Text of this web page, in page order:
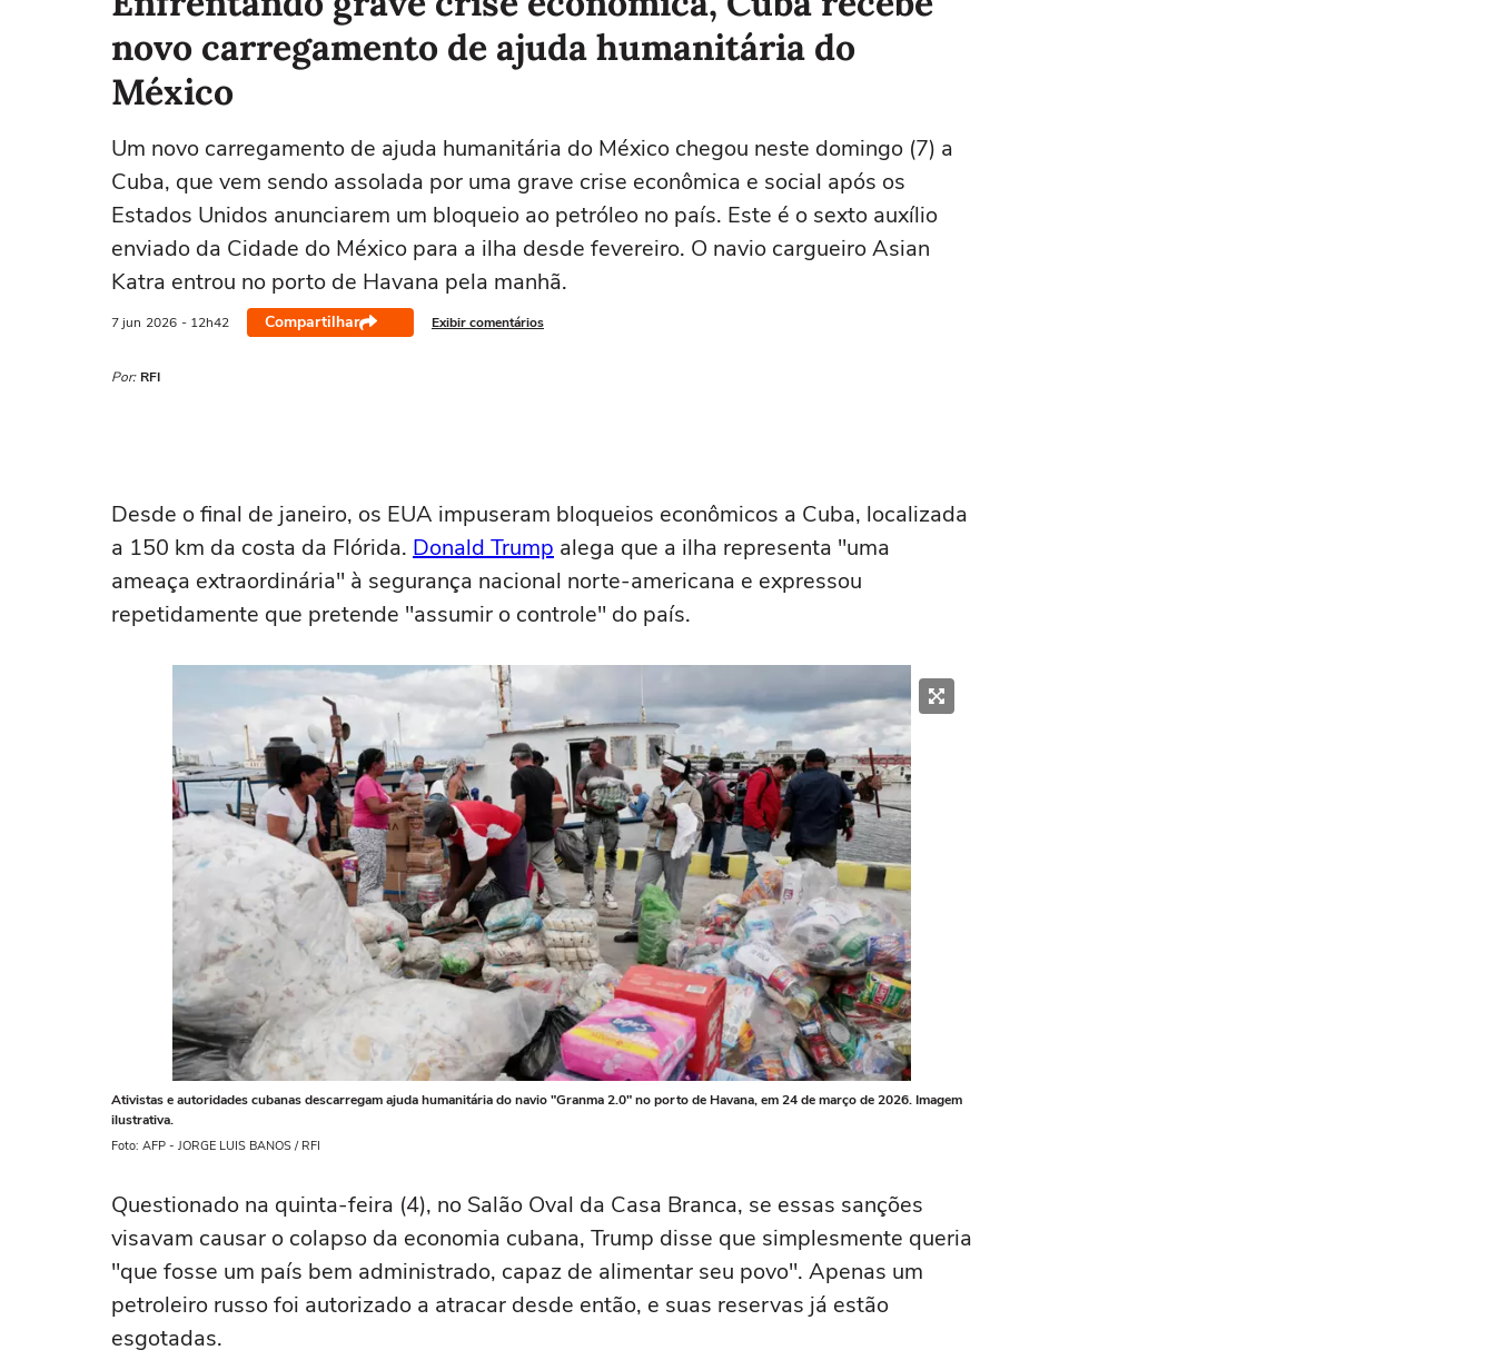
novo carregamento de ajuda humanitária do
México
Um novo carregamento de ajuda humanitária do México chegou neste domingo (7) a
Cuba, que vem sendo assolada por uma grave crise econômica e social após os
Estados Unidos anunciarem um bloqueio ao petróleo no país. Este é o sexto auxílio
enviado da Cidade do México para a ilha desde fevereiro. O navio cargueiro Asian
Katra entrou no porto de Havana pela manhã.
7 jun 2026 - 12h42 Compartilhar Exibir comentários
Por: RFI
Desde o final de janeiro, os EUA impuseram bloqueios econômicos a Cuba, localizada
a 150 km da costa da Flórida. Donald Trump alega que a ilha representa "uma
ameaça extraordinária" à segurança nacional norte-americana e expressou
repetidamente que pretende "assumir o controle" do país.
Ativistas e autoridades cubanas descarregam ajuda humanitária do navio "Granma 2.0" no porto de Havana, em 24 de março de 2026. Imagem
ilustrativa.
Foto: AFP - JORGE LUIS BANOS / RFI
Questionado na quinta-feira (4), no Salão Oval da Casa Branca, se essas sanções
visavam causar o colapso da economia cubana, Trump disse que simplesmente queria
"que fosse um país bem administrado, capaz de alimentar seu povo". Apenas um
petroleiro russo foi autorizado a atracar desde então, e suas reservas já estão
esgotadas.